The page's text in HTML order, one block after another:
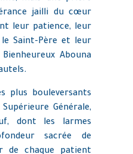
jailli du cœur
leur patience, leur
Saint-Père et leur
Abouna
plus bouleversants
Générale,
dont les larmes
sacrée de
de chaque patient